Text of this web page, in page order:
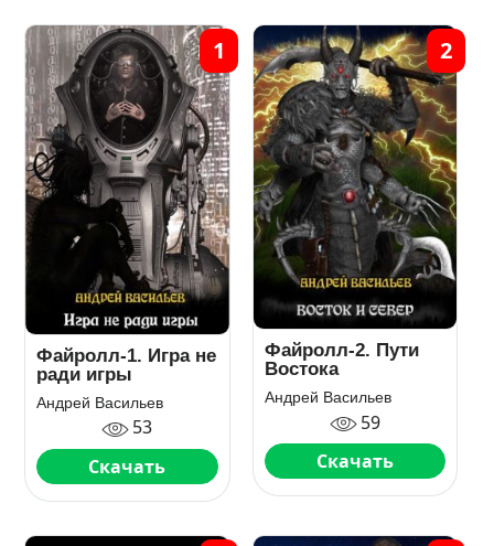
Файролл-1. Игра не
ради игры
Андрей Васильев
53
Скачать
1
Файролл-2. Пути
Востока
Андрей Васильев
59
Скачать
2